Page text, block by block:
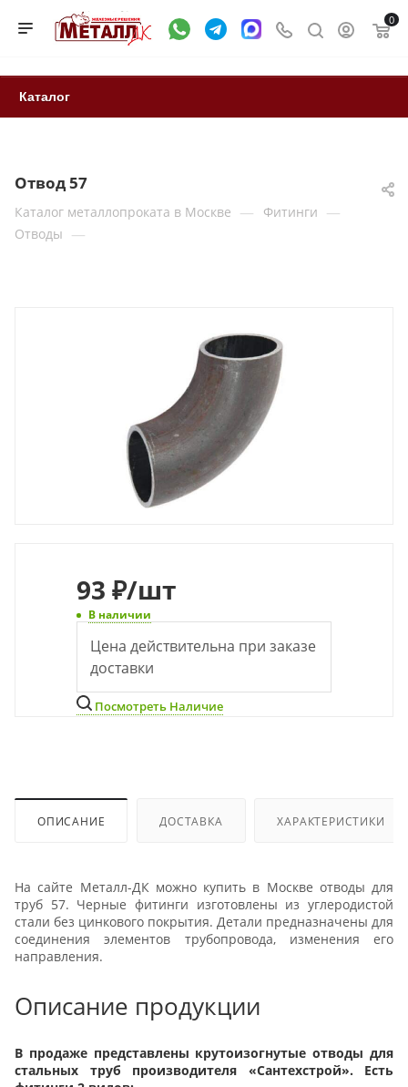
0
Каталог
Отвод 57
Каталог металлопроката в Москве — Фитинги —
Отводы —
93 ₽/шт
В наличии
Цена действительна при заказе
доставки
Посмотреть Наличие
ОПИСАНИЕ ДОСТАВКА ХАРАКТЕРИСТИКИ
На сайте Металл-ДК можно купить в Москве отводы для
труб 57. Черные фитинги изготовлены из углеродистой
стали без цинкового покрытия. Детали предназначены для
соединения элементов трубопровода, изменения его
направления.
Описание продукции
В продаже представлены крутоизогнутые отводы для
стальных труб производителя «Сантехстрой». Есть